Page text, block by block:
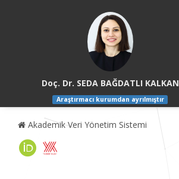
Doç. Dr. SEDA BAĞDATLI KALKAN
Araştırmacı kurumdan ayrılmıştır
Akademik Veri Yönetim Sistemi